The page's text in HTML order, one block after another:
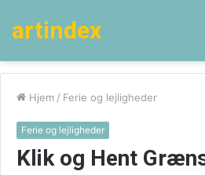
artindex
Hjem / Ferie og lejligheder
Ferie og lejligheder
Klik og Hent